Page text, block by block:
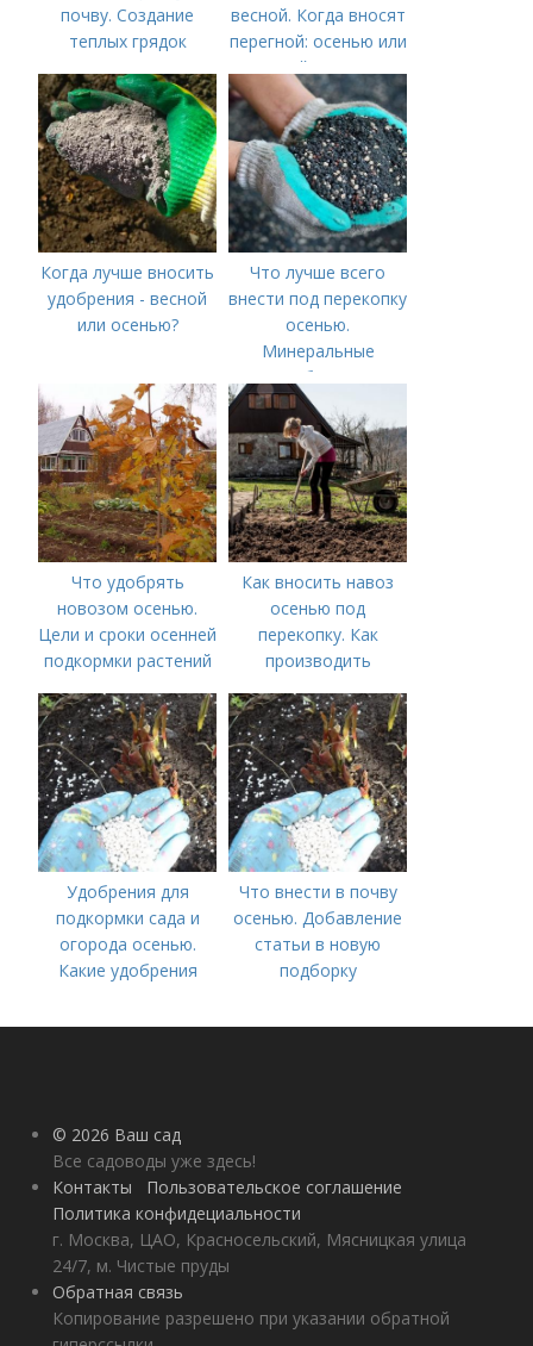
почву. Создание
теплых грядок
весной. Когда вносят
перегной: осенью или
весной, правила
внесения удобрений
Когда лучше вносить
удобрения - весной
или осенью?
Что лучше всего
внести под перекопку
осенью.
Минеральные
удобрения
Что удобрять
новозом осенью.
Цели и сроки осенней
подкормки растений
Как вносить навоз
осенью под
перекопку. Как
производить
Удобрения для
подкормки сада и
огорода осенью.
Какие удобрения
правильно это
Что внести в почву
осенью. Добавление
статьи в новую
подборку
© 2026 Ваш сад
Все садоводы уже здесь!
Контакты
Пользовательское соглашение
Политика конфидециальности
г. Москва, ЦАО, Красносельский, Мясницкая улица
24/7, м. Чистые пруды
Обратная связь
Копирование разрешено при указании обратной